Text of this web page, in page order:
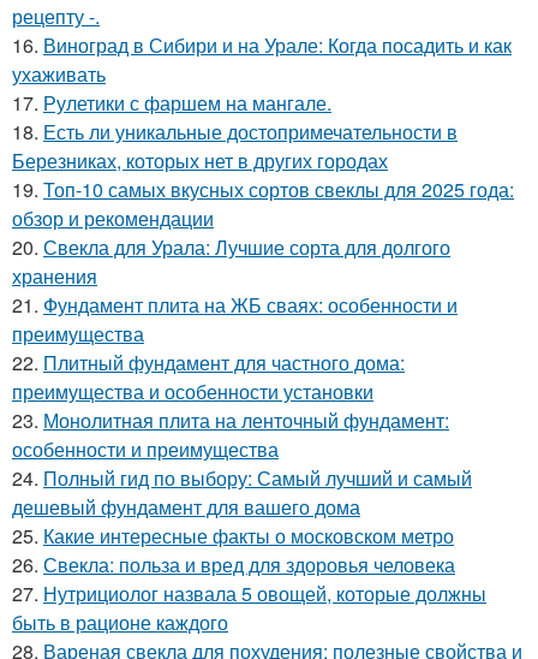
рецепту -.
16. Виноград в Сибири и на Урале: Когда посадить и как
ухаживать
17. Рулетики с фаршем на мангале.
18. Есть ли уникальные достопримечательности в
Березниках, которых нет в других городах
19. Топ-10 самых вкусных сортов свеклы для 2025 года:
обзор и рекомендации
20. Свекла для Урала: Лучшие сорта для долгого
хранения
21. Фундамент плита на ЖБ сваях: особенности и
преимущества
22. Плитный фундамент для частного дома:
преимущества и особенности установки
23. Монолитная плита на ленточный фундамент:
особенности и преимущества
24. Полный гид по выбору: Самый лучший и самый
дешевый фундамент для вашего дома
25. Какие интересные факты о московском метро
26. Свекла: польза и вред для здоровья человека
27. Нутрициолог назвала 5 овощей, которые должны
быть в рационе каждого
28. Вареная свекла для похудения: полезные свойства и